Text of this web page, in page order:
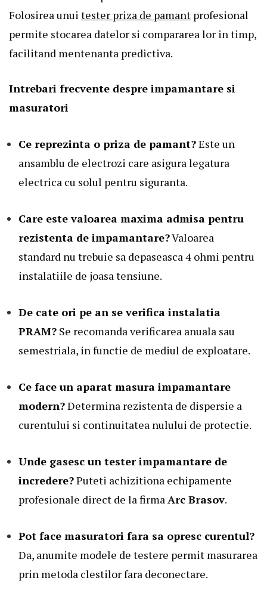
Folosirea unui tester priza de pamant profesional
permite stocarea datelor si compararea lor in timp,
facilitand mentenanta predictiva.
Intrebari frecvente despre impamantare si
masuratori
Ce reprezinta o priza de pamant?Este un
ansamblu de electrozi care asigura legatura
electrica cu solul pentru siguranta.
Care este valoarea maxima admisa pentru
rezistenta de impamantare?Valoarea
standard nu trebuie sa depaseasca 4 ohmi pentru
instalatiile de joasa tensiune.
De cate ori pe an se verifica instalatia
PRAM? Se recomanda verificarea anuala sau
semestriala, in functie de mediul de exploatare.
Ce face un aparat masura impamantare
modern?Determina rezistenta de dispersie a
curentului si continuitatea nulului de protectie.
Unde gasesc un tester impamantare de
incredere?Puteti achizitiona echipamente
profesionale direct de la firmaArc Brasov.
Pot face masuratori fara sa opresc curentul?
Da, anumite modele de testere permit masurarea
prin metoda clestilor fara deconectare.